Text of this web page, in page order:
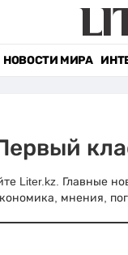
НОВОСТИ МИРА
Liter.kz. Главные
мнения,